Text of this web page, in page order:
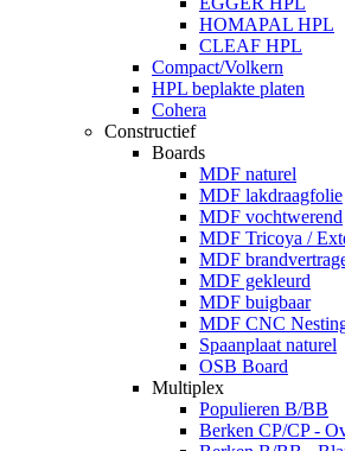
HOMAPAL HPL
CLEAF HPL
Compact/Volkern
HPL beplakte platen
Cohera
Constructief
Boards
MDF naturel
MDF lakdraagfolie
MDF vochtwerend
MDF Tricoya /
MDF
MDF gekleurd
MDF buigbaar
MDF CNC
Spaanplaat naturel
OSB Board
Multiplex
Populieren B/BB
Berken CP/CP -